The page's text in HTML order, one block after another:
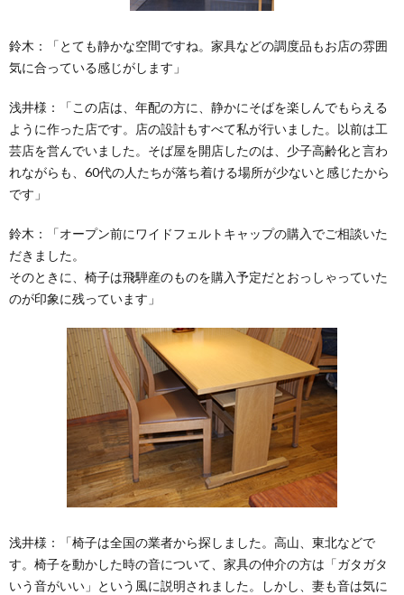
鈴木：
「とても静かな空間ですね。家具などの調度品もお店の雰囲
気に合っている感じがします」
浅井様：
「この店は、年配の方に、静かにそばを楽しんでもらえる
ように作った店です。店の設計もすべて私が行いました。以前は工
芸店を営んでいました。そば屋を開店したのは、少子高齢化と言わ
れながらも、60代の人たちが落ち着ける場所が少ないと感じたから
です」
鈴木：
「オープン前にワイドフェルトキャップの購入でご相談いた
だきました。
そのときに、椅子は飛騨産のものを購入予定だとおっしゃっていた
のが印象に残っています」
浅井様：
「椅子は全国の業者から探しました。高山、東北などで
す。椅子を動かした時の音について、家具の仲介の方は「ガタガタ
いう音がいい」という風に説明されました。しかし、妻も音は気に